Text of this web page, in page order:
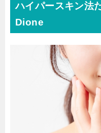
ハイパースキン法
Dione